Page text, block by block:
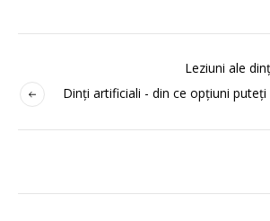
Leziuni ale
Dinți artificiali - din ce opțiuni puteți